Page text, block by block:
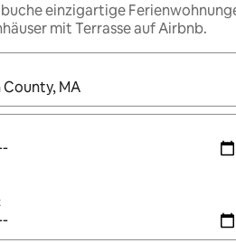
einzigartige
mit Terrasse auf Airbnb.
verfügbar sind, navigiere mit